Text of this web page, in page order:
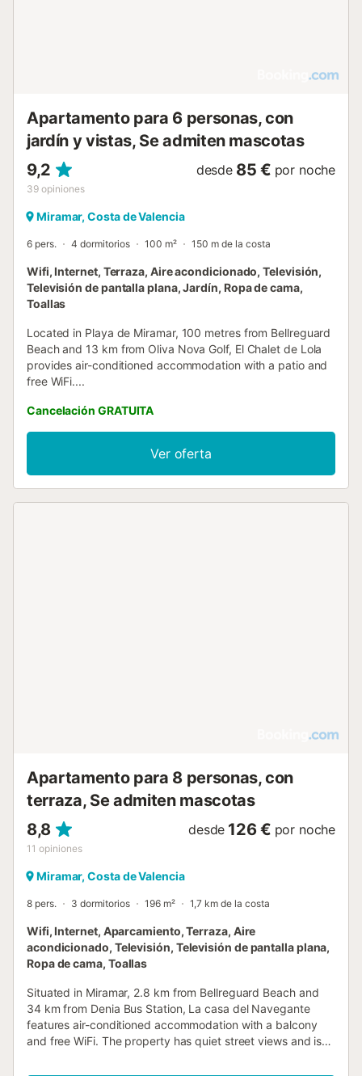
Apartamento para 6 personas, con
jardín y vistas, Se admiten mascotas
9,2
39 opiniones
desde 85 € por noche
Miramar, Costa de Valencia
6 pers. 4 dormitorios 100 m² 150 m de la costa
Wifi, Internet, Terraza, Aire acondicionado, Televisión,
Televisión de pantalla plana, Jardín, Ropa de cama,
Toallas
Located in Playa de Miramar, 100 metres from Bellreguard
Beach and 13 km from Oliva Nova Golf, El Chalet de Lola
provides air-conditioned accommodation with a patio and
free WiFi....
Cancelación GRATUITA
Ver oferta
Apartamento para 8 personas, con
terraza, Se admiten mascotas
8,8
11 opiniones
desde 126 € por noche
Miramar, Costa de Valencia
8 pers. 3 dormitorios 196 m² 1,7 km de la costa
Wifi, Internet, Aparcamiento, Terraza, Aire
acondicionado, Televisión, Televisión de pantalla plana,
Ropa de cama, Toallas
Situated in Miramar, 2.8 km from Bellreguard Beach and
34 km from Denia Bus Station, La casa del Navegante
features air-conditioned accommodation with a balcony
and free WiFi. The property has quiet street views and is